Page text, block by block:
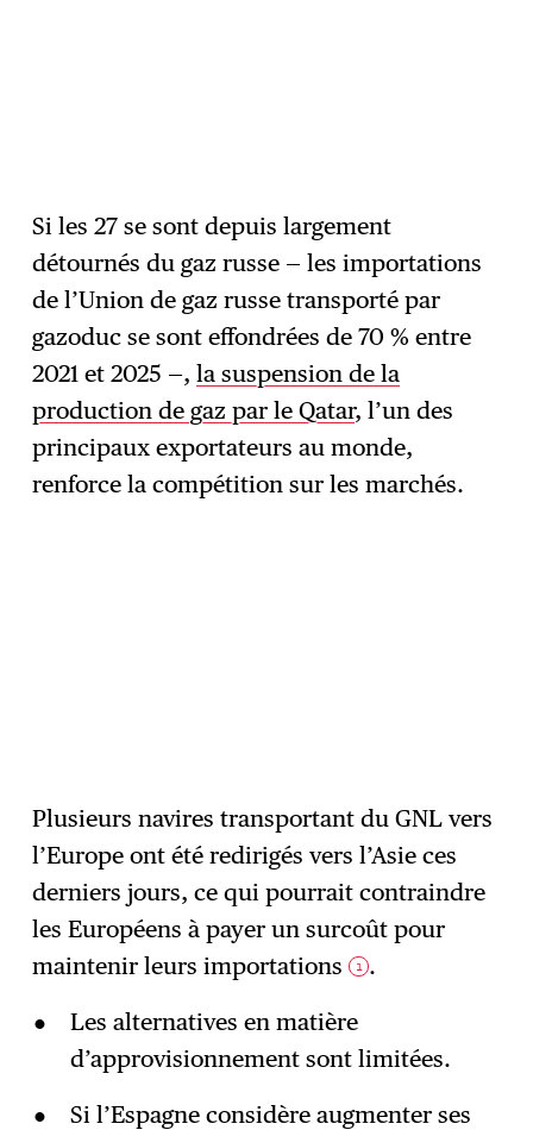
Si les 27 se sont depuis largement
détournés du gaz russe — les importations
de l’Union de gaz russe transporté par
gazoduc se sont effondrées de 70 % entre
2021 et 2025 —,la suspension de la
production de gaz par le Qatar, l’un des
principaux exportateurs au monde,
renforce la compétition sur les marchés.
Plusieurs navires transportant du GNL vers
l’Europe ont été redirigés vers l’Asie ces
derniers jours, ce qui pourrait contraindre
les Européens à payer un surcoût pour
maintenir leurs importations 1 .
Les alternatives en matière
d’approvisionnement sont limitées.
Si l’Espagne considère augmenter ses